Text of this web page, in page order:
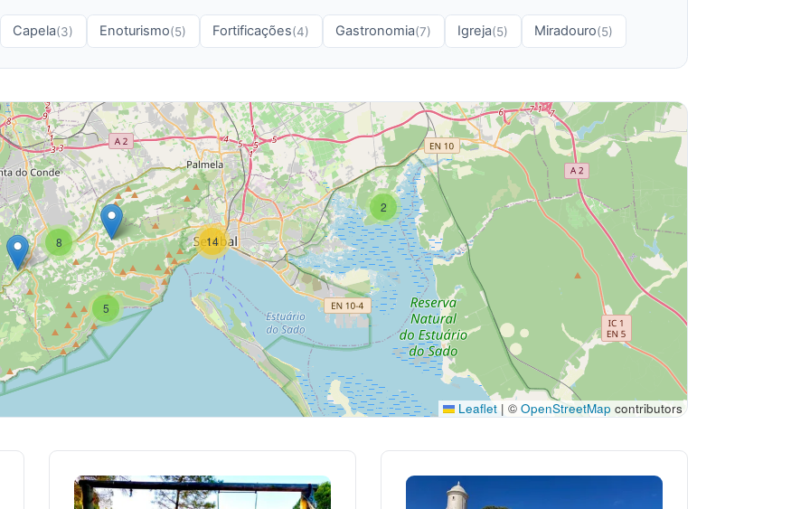
Capela(3) Enoturismo(5) Fortificações(4) Gastronomia(7) Igreja(5) Miradouro(5)
2
8 14
5
Leaflet | © OpenStreetMap contributors